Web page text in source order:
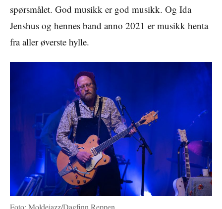
spørsmålet. God musikk er god musikk. Og Ida
Jenshus og hennes band anno 2021 er musikk henta
fra aller øverste hylle.
Foto: Moldejazz/Dagfinn Reppen.